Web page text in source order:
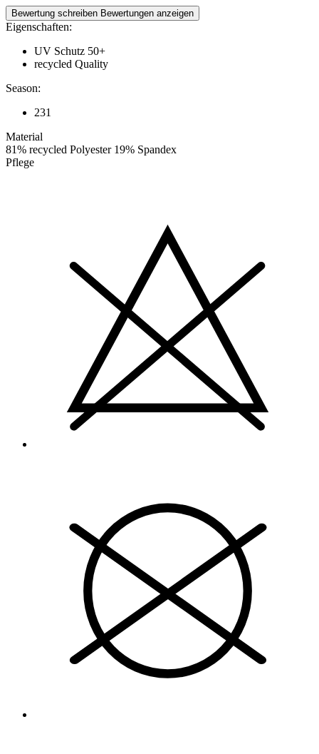
Bewertung schreiben Bewertungen anzeigen
Eigenschaften:
UV Schutz 50+
recycled Quality
Season:
231
Material
81% recycled Polyester 19% Spandex
Pflege